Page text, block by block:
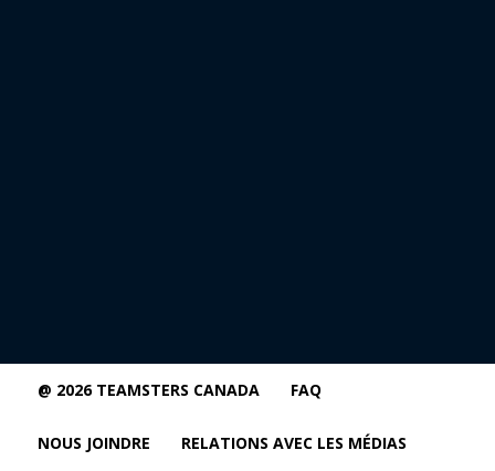
@ 2026 TEAMSTERS CANADA FAQ
NOUS JOINDRE RELATIONS AVEC LES MÉDIAS